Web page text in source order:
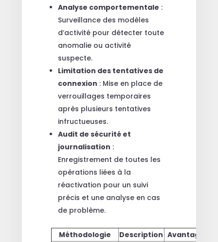
Analyse comportementale :
Surveillance des modèles
d’activité pour détecter toute
anomalie ou activité
suspecte.
Limitation des tentatives de
connexion : Mise en place de
verrouillages temporaires
après plusieurs tentatives
infructueuses.
Audit de sécurité et
journalisation :
Enregistrement de toutes les
opérations liées à la
réactivation pour un suivi
précis et une analyse en cas
de problème.
Méthodologie Description Avantages